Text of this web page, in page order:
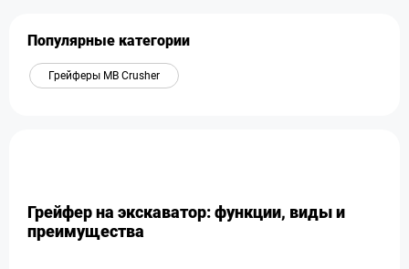
Популярные категории
Грейферы MB Crusher
Грейфер на экскаватор: функции, виды и
преимущества